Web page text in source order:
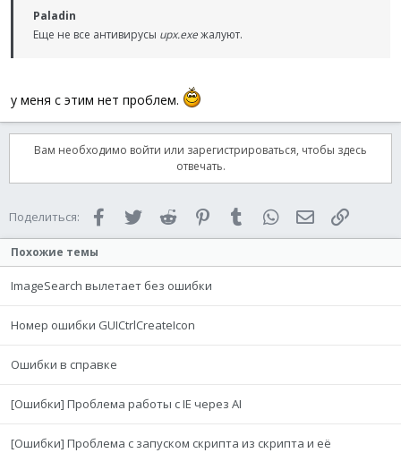
Paladin
Еще не все антивирусы upx.exeжалуют.
у меня с этим нет проблем.
Вам необходимо войти или зарегистрироваться, чтобы здесь
отвечать.
Поделиться: FacebookTwitter Reddit PinterestTumblr WhatsAppЭлектронная
Похожие темы
ImageSearch вылетает без ошибки
Номер ошибки GUICtrlCreateIcon
Ошибки в справке
[Ошибки] Проблема работы с IE через AI
[Ошибки] Проблема с запуском скрипта из скрипта и её